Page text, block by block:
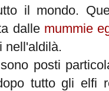
il mondo.
dalle mummie
nell'aldilà.
posti
tutto gli elfi